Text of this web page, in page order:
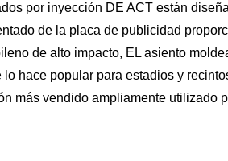
por inyección DE ACT están
de la placa de publicidad
de alto impacto, EL asiento
lo hace popular para estadios y
más vendido ampliamente